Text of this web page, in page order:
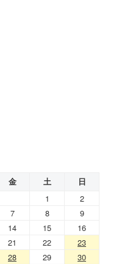
金 土 日
1
2
7 8
9
14 15
16
21 22
23
28 29
30